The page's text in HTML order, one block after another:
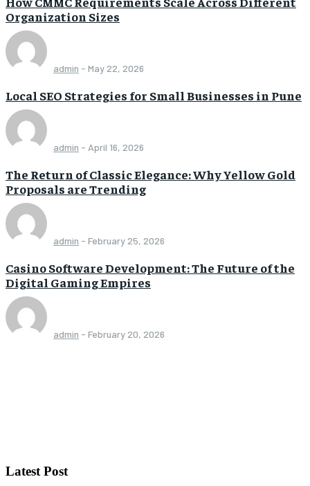
Organization Sizes
admin - May 22, 2026
Local SEO Strategies for Small Businesses in Pune
admin - April 16, 2026
The Return of Classic Elegance: Why Yellow Gold
Proposals are Trending
admin - February 25, 2026
Casino Software Development: The Future of the
Digital Gaming Empires
admin - February 20, 2026
Latest Post